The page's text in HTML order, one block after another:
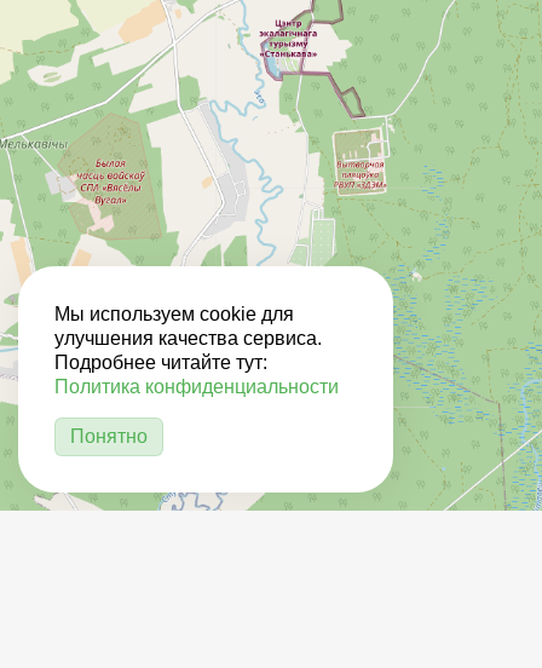
Мы используем cookie для
улучшения качества сервиса.
Подробнее читайте тут:
Политика конфиденциальности
Понятно